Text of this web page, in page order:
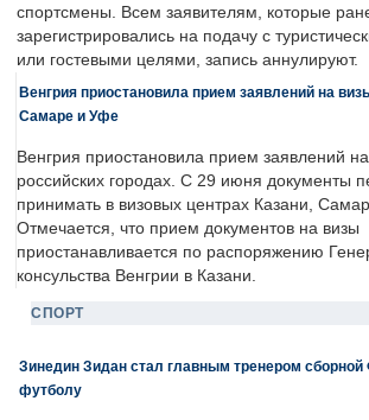
спортсмены. Всем заявителям, которые
зарегистрировались на подачу с
или гостевыми целями, запись аннулируют.
Венгрия приостановила прием заявлений на
Самаре и Уфе
Венгрия приостановила прием заявлений
российских городах. С 29 июня документы
принимать в визовых центрах Казани,
Отмечается, что прием документов на визы
приостанавливается по распоряжению
консульства Венгрии в Казани.
СПОРТ
Зинедин Зидан стал главным тренером сборной
футболу